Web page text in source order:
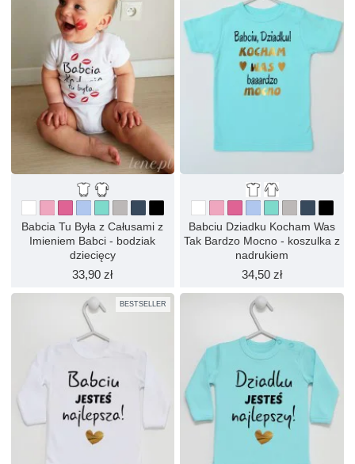
Babcia Tu Była z Całusami z
Imieniem Babci - bodziak
dziecięcy
33,90 zł
Babciu Dziadku Kocham Was
Tak Bardzo Mocno - koszulka z
nadrukiem
34,50 zł
BESTSELLER